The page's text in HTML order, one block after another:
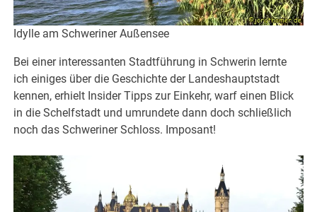
Idylle am Schweriner Außensee
Bei einer interessanten Stadtführung in Schwerin lernte
ich einiges über die Geschichte der Landeshauptstadt
kennen, erhielt Insider Tipps zur Einkehr, warf einen Blick
in die Schelfstadt und umrundete dann doch schließlich
noch das Schweriner Schloss. Imposant!